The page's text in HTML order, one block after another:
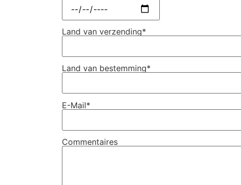
Land van verzending*
Land van bestemming*
E-Mail*
Commentaires